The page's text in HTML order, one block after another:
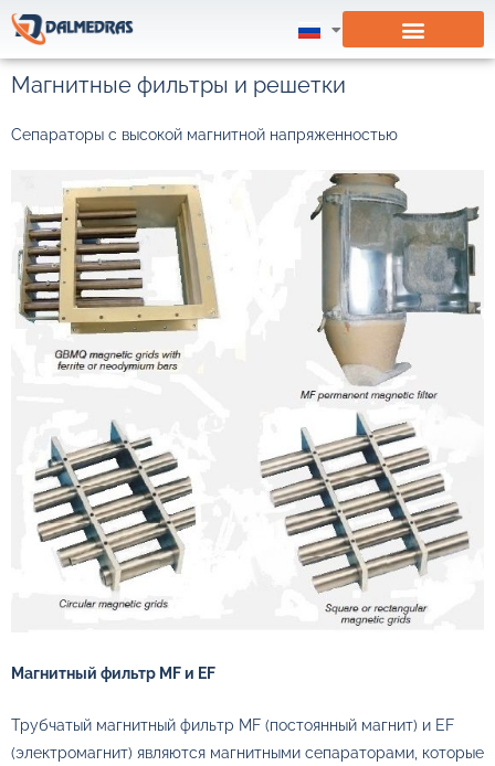
Магнитные фильтры и решетки
Сепараторы с высокой магнитной напряженностью
Магнитный фильтр MF и EF
Трубчатый магнитный фильтр MF (постоянный магнит) и EF
(электромагнит) являются магнитными сепараторами, которые